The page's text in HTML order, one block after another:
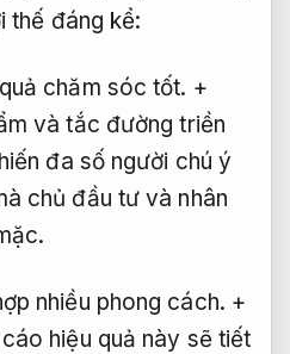
thế đáng kể:
chăm sóc tốt. +
và tắc đường triền
đa số người chú ý
chủ đầu tư và nhân
nhiều phong cách. +
hiệu quả này sẽ tiết